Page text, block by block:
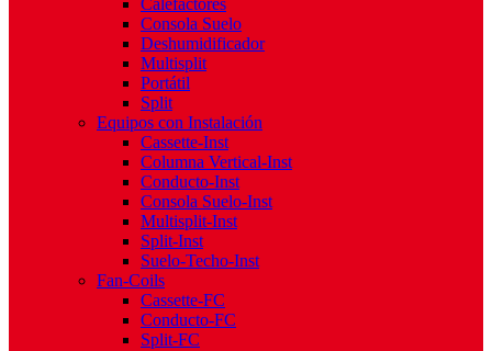
Calefactores
Consola Suelo
Deshumidificador
Multisplit
Portátil
Split
Equipos con Instalación
Cassette-Inst
Columna Vertical-Inst
Conducto-Inst
Consola Suelo-Inst
Multisplit-Inst
Split-Inst
Suelo-Techo-Inst
Fan-Coils
Cassette-FC
Conducto-FC
Split-FC